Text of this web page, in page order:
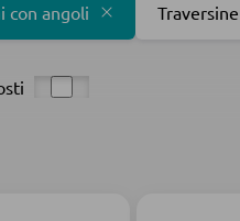
con angoli Traversine